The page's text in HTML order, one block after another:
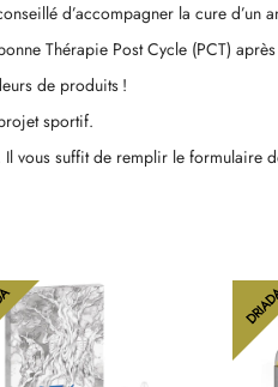
d’accompagner la cure d’un
Thérapie Post Cycle (PCT)
de produits !
sportif.
vous suffit de remplir le formulaire